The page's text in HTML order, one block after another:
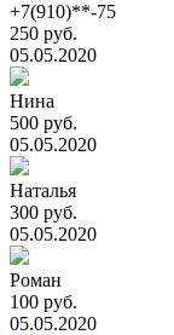
+7(910)**-75
250 руб.
05.05.2020
Нина
500 руб.
05.05.2020
Наталья
300 руб.
05.05.2020
Роман
100 руб.
05.05.2020